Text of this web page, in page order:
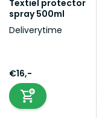
Textiel protector
spray 500ml
Deliverytime
€16,-